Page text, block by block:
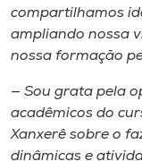
compartilhamos
ampliando nossa
nossa formação
— Sou grata pela
acadêmicos do
Xanxerê sobre o
dinâmicas e